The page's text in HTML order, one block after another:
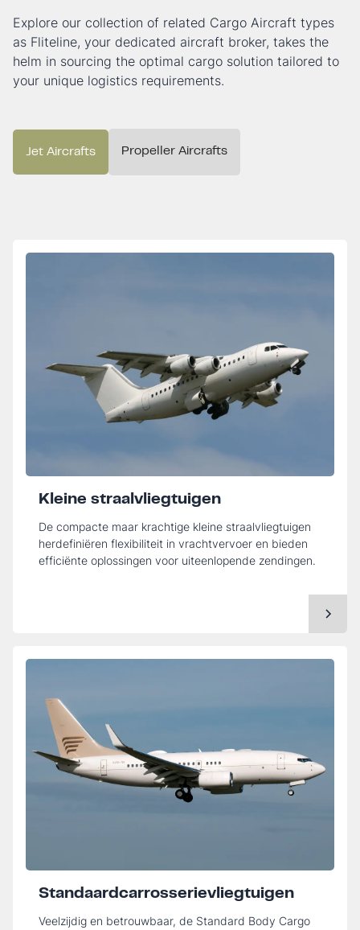
Explore our collection of related Cargo Aircraft types
as Fliteline, your dedicated aircraft broker, takes the
helm in sourcing the optimal cargo solution tailored to
your unique logistics requirements.
Jet Aircrafts Propeller Aircrafts
Kleine straalvliegtuigen
De compacte maar krachtige kleine straalvliegtuigen
herdefiniëren flexibiliteit in vrachtvervoer en bieden
efficiënte oplossingen voor uiteenlopende zendingen.
Standaardcarrosserievliegtuigen
Veelzijdig en betrouwbaar, de Standard Body Cargo